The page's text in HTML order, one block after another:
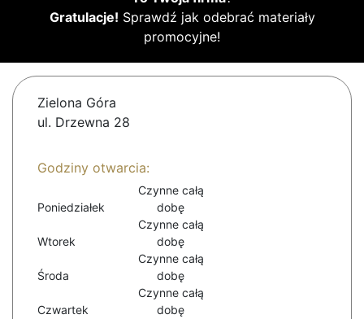
Gratulacje! Sprawdź jak odebrać materiały
promocyjne!
Zielona Góra
ul. Drzewna 28
Godziny otwarcia:
Poniedziałek
Czynne całą
dobę
Wtorek
Czynne całą
dobę
Środa
Czynne całą
dobę
Czwartek
Czynne całą
dobę